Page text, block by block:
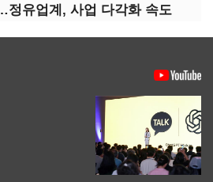
정유업계, 사업 다각화 속도